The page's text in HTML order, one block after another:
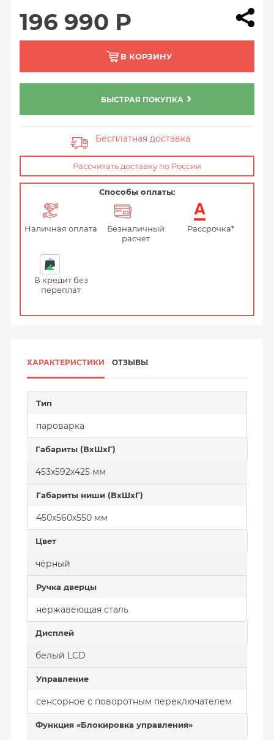
196 990 Р
В КОРЗИНУ
БЫСТРАЯ ПОКУПКА
Бесплатная доставка
Рассчитать доставку по России
Способы оплаты:
Наличная оплата
Безналичный
расчет
Рассрочка*
В кредит без
переплат
ХАРАКТЕРИСТИКИ ОТЗЫВЫ
Тип
пароварка
Габариты (ВхШхГ)
453х592х425 мм
Габариты ниши (ВхШхГ)
450х560х550 мм
Цвет
чёрный
Ручка дверцы
нержавеющая сталь
Дисплей
белый LCD
Управление
сенсорное с поворотным переключателем
Функция «Блокировка управления»